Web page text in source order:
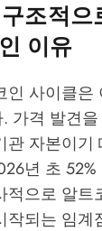
조적으
이유
인 사이클은
가격 발견
관 자본이기
년 초
적으로 알트
작되는 임계